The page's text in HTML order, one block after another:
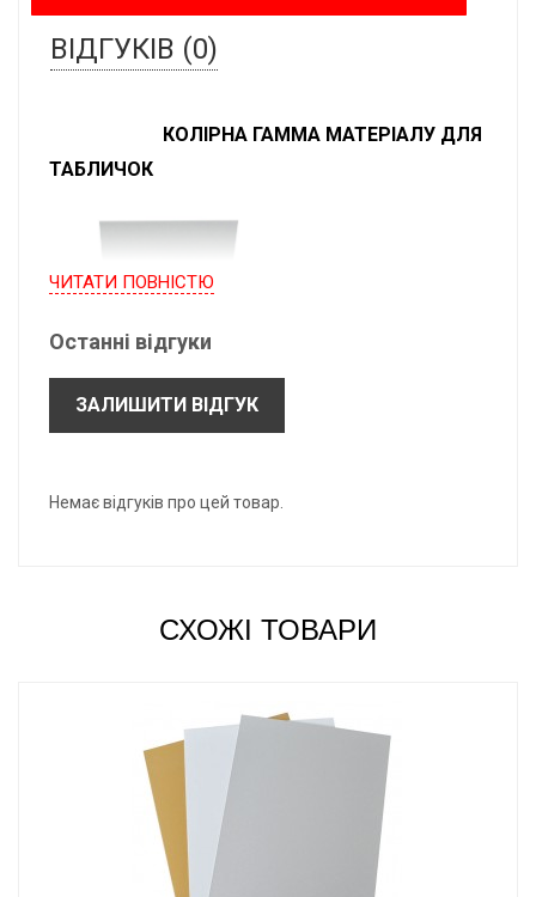
ВІДГУКІВ (0)
КОЛІРНА ГАММА МАТЕРІАЛУ ДЛЯ
ТАБЛИЧОК
ЧИТАТИ ПОВНIСТЮ
Останні відгуки
ЗАЛИШИТИ ВІДГУК
Немає відгуків про цей товар.
СХОЖІ ТОВАРИ